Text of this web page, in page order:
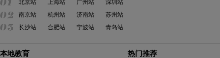
北京站 上海站 广州站
深圳站
南京站
杭州站 济南站
苏州站
长沙站
合肥站 宁波站 青岛站
本地教育 热门推荐